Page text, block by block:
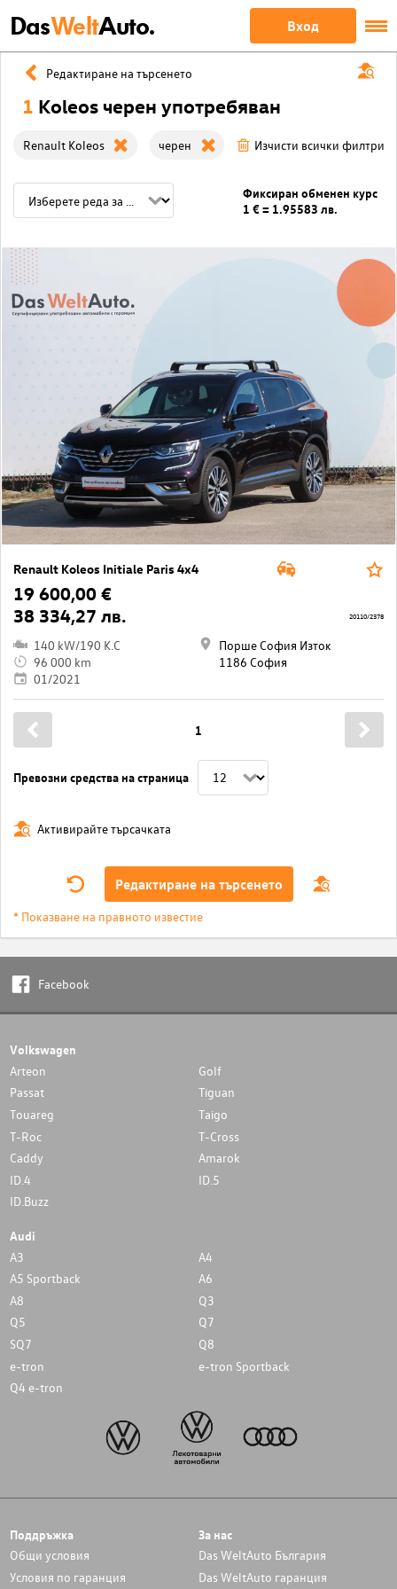
DasWeltAuto. Вход
Редактиране на търсенето
1 Koleos черен употребяван
Renault Koleos черен Изчисти всички филтри
Фиксиран обменен курс
1 € = 1.95583 лв.
Renault Koleos Initiale Paris 4x4
19 600,00 €
38 334,27 лв.
140 kW/190 K.C
96 000 km
01/2021
Порше София Изток
1186 София
20110/2378
Превозни средства на страница
1
Активирайте търсачката
Редактиране на търсенето
* Показване на правното известие
Facebook
Volkswagen
Arteon
Golf
Passat
Tiguan
Touareg
Taigo
T-Roc
T-Cross
Caddy
Amarok
ID.4
ID.5
ID.Buzz
Audi
A3
A4
A5 Sportback
A6
A8
Q3
Q5
Q7
SQ7
Q8
e-tron
e-tron Sportback
Q4 e-tron
Поддръжка
Общи условия
Условия по гаранция
За нас
Das WeltAuto България
Das WeltAuto гаранция